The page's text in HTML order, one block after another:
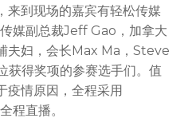
来到现场的嘉宾有轻松传媒
媒副总裁Jeff Gao，加拿大
夫妇，会长Max Ma，Steve
得奖项的参赛选手们。值
疫情原因，全程采用
程直播。